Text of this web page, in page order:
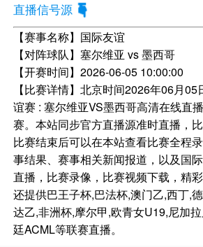
直播信号源
【赛事名称】 国际友谊
【对阵球队】塞尔维亚 vs 墨西哥
【开赛时间】2026-06-05 10:00:00
【比赛详情】北京时间2026年06月05
谊赛 : 塞尔维亚VS墨西哥高清在线直
赛。本站同步官方直播源准时直播，比
比赛结束后可以在本站查看比赛全程
事结果、赛事相关新闻报道，以及国
直播，比赛录像，比赛视频下载，精
还提供巴王子杯,巴法杯,澳门乙,西丁,
达乙,非洲杯,摩尔甲,欧青女U19,尼加
廷ACML等联赛直播。